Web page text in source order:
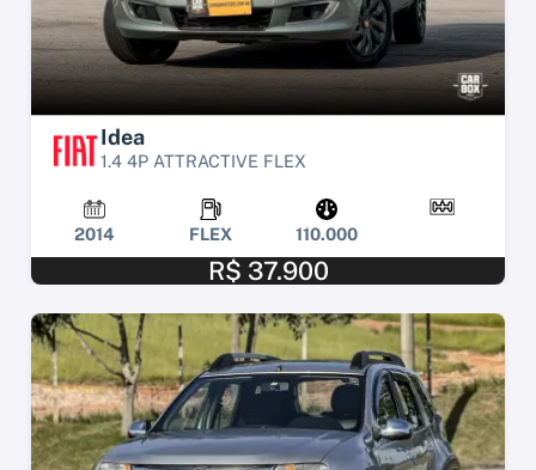
Idea
1.4 4P ATTRACTIVE FLEX
2014 FLEX 110.000
R$ 37.900